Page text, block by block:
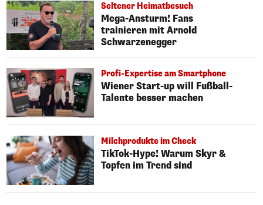
Seltener Heimatbesuch
Mega-Ansturm! Fans
trainieren mit Arnold
Schwarzenegger
Profi-Expertise am Smartphone
Wiener Start-up will Fußball-
Talente besser machen
Milchprodukte im Check
TikTok-Hype! Warum Skyr &
Topfen im Trend sind